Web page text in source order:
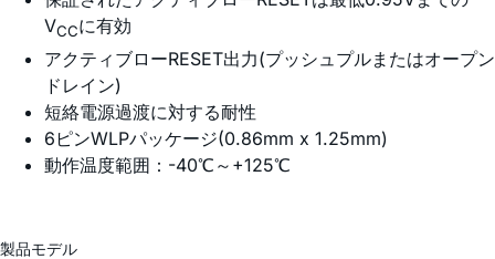
VCCに有効
アクティブローRESET出力(プッシュプルまたはオープン
ドレイン)
短絡電源過渡に対する耐性
6ピンWLPパッケージ(0.86mm x 1.25mm)
動作温度範囲：-40℃～+125℃
製品モデル